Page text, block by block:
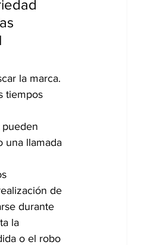
la marca.
tiempos
pueden
una llamada
de
durante
la
o el robo